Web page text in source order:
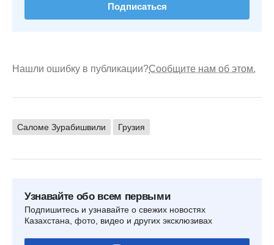
Подписаться
Нашли ошибку в публикации?Сообщите нам об этом.
Саломе Зурабишвили Грузия
Узнавайте обо всем первыми
Подпишитесь и узнавайте о свежих новостях
Казахстана, фото, видео и других эксклюзивах